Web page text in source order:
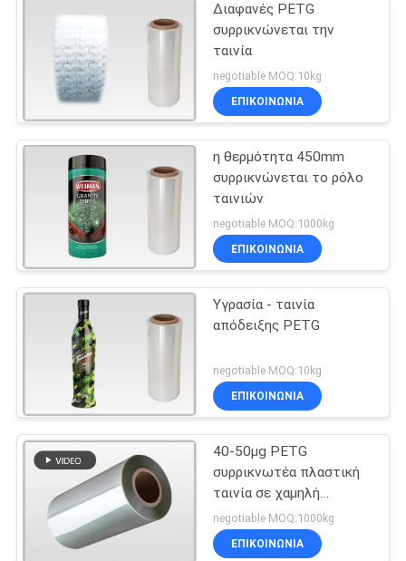
Διαφανές PETG
συρρικνώνεται την
ταινία
negotiable MOQ:10kg
ΕΠΙΚΟΙΝΩΝΙΑ
η θερμότητα 450mm
συρρικνώνεται το ρόλο
ταινιών
negotiable MOQ:1000kg
ΕΠΙΚΟΙΝΩΝΙΑ
Υγρασία - ταινία
απόδειξης PETG
negotiable MOQ:10kg
ΕΠΙΚΟΙΝΩΝΙΑ
40-50μg PETG
συρρικνωτέα πλαστική
ταινία σε χαμηλή
θερμοκρασία
negotiable MOQ:1000kg
ΕΠΙΚΟΙΝΩΝΙΑ